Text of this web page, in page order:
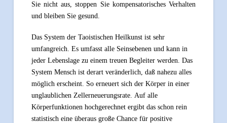
Sie nicht aus, stoppen Sie kompensatorisches Verhalten
und bleiben Sie gesund.
Das System der Taoistischen Heilkunst ist sehr
umfangreich. Es umfasst alle Seinsebenen und kann in
jeder Lebenslage zu einem treuen Begleiter werden. Das
System Mensch ist derart veränderlich, daß nahezu alles
möglich erscheint. So erneuert sich der Körper in einer
unglaublichen Zellerneuerungsrate. Auf alle
Körperfunktionen hochgerechnet ergibt das schon rein
statistisch eine überaus große Chance für positive